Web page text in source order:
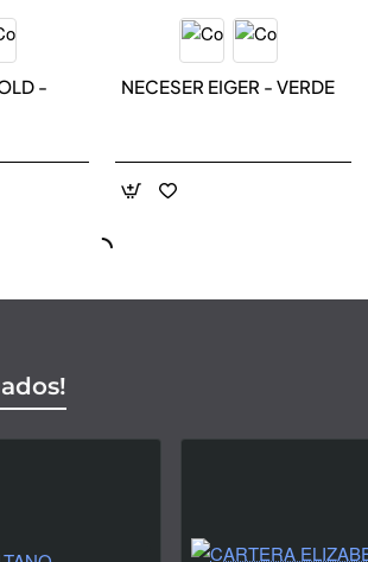
-
NEW IN
NECESER EIGER - VERDE